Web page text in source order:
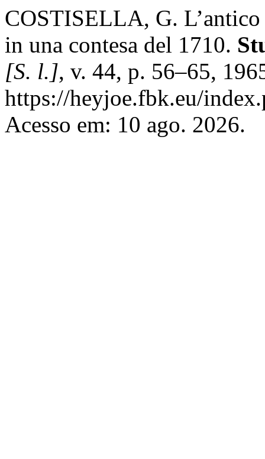
COSTISELLA, G.
in una contesa del 1710.
[S. l.], v. 44, p. 56–65,
https://heyjoe.fbk.eu/
Acesso em: 10 ago. 2026.